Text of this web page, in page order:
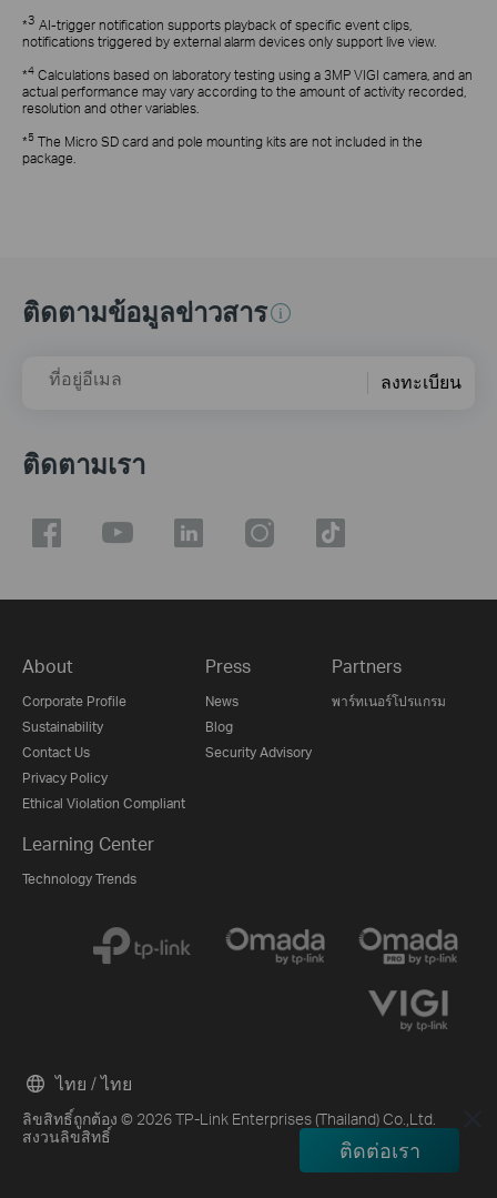
*3 AI-trigger notification supports playback of specific event clips,
notifications triggered by external alarm devices only support live view.
*4 Calculations based on laboratory testing using a 3MP VIGI camera, and an
actual performance may vary according to the amount of activity recorded,
resolution and other variables.
*5 The Micro SD card and pole mounting kits are not included in the
package.
ติดตามข้อมูลข่าวสาร
ที่อยู่อีเมล ลงทะเบียน
ติดตามเรา
About
Corporate Profile
Sustainability
Contact Us
Privacy Policy
Ethical Violation Compliant
Press
News
Blog
Security Advisory
Partners
พาร์ทเนอร์โปรแกรม
Learning Center
Technology Trends
ลิขสิทธิ์ถูกต้อง © 2026 TP-Link Enterprises (Thailand) Co.,Ltd.
สงวนลิขสิทธิ์
ไทย / ไทย
ติดต่อเรา